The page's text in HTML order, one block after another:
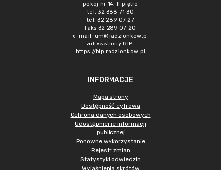
pokój nr 14, II piętro
tel. 32 388 71 30
tel. 32 289 07 27
faks 32 289 07 20
e-mail: um@radzionkow.pl
adres strony BIP:
https://bip.radzionkow.pl
INFORMACJE
Mapa strony
Dostępność cyfrowa
Ochrona danych osobowych
Udostępnienie informacji
publicznej
Ponowne wykorzystanie
Rejestr zmian
Statystyki odwiedzin
Wyjaśnienia skrótów